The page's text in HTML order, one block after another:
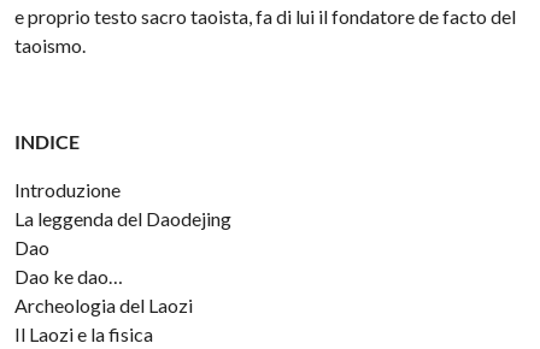
e proprio testo sacro taoista, fa di lui il fondatore de facto del
taoismo.
INDICE
Introduzione
La leggenda del Daodejing
Dao
Dao ke dao…
Archeologia del Laozi
Il Laozi e la fisica